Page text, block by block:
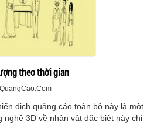
theo thời gian
dịch quảng cáo toàn bộ này là một
nghệ 3D về nhân vật đặc biệt này chỉ